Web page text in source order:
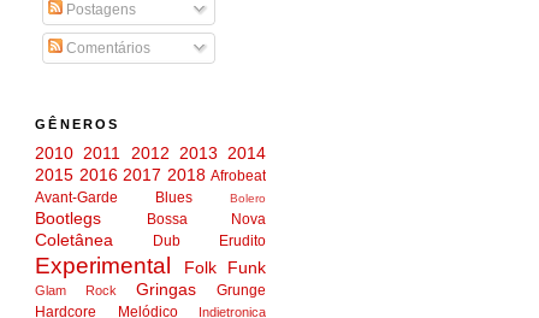
Postagens
Comentários
GÊNEROS
2010 2011 2012 2013 2014
2015 2016 2017 2018 Afrobeat
Avant-Garde
Blues Bolero
Bootlegs Bossa Nova
Coletânea Dub Erudito
Experimental Folk Funk
Glam Rock Gringas
Grunge
Hardcore Melódico
Indietronica